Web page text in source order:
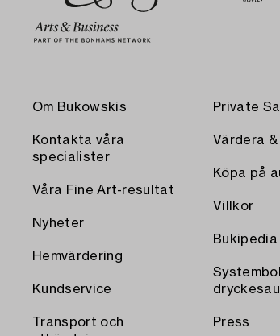
Om Bukowskis
Kontakta våra
specialister
Våra Fine Art-resultat
Nyheter
Hemvärdering
Kundservice
Transport och
Private
Värdera &
Köpa på
Villkor
Bukipedia
Press